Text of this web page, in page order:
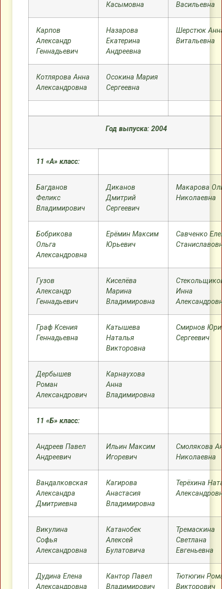
Касымовна
Васильевна
Карпов
Александр
Геннадьевич
Назарова
Екатерина
Андреевна
Шерстюк
Витальевна
Котлярова Анна
Александровна
Осокина Мария
Сергеевна
Год выпуска: 2004
11 «А» класс:
Багданов
Феликс
Владимирович
Диканов
Дмитрий
Сергеевич
Макарова
Николаевна
Бобрикова
Ольга
Александровна
Ерёмин Максим
Юрьевич
Савченко
Гузов
Александр
Геннадьевич
Киселёва
Марина
Владимировна
Инна
Граф Ксения
Геннадьевна
Катышева
Наталья
Викторовна
Смирнов
Сергеевич
Дербышев
Роман
Александрович
Карнаухова
Анна
Владимировна
11 «Б» класс:
Андреев Павел
Андреевич
Ильин Максим
Игоревич
Смолякова
Николаевна
Вандалковская
Александра
Дмитриевна
Кагирова
Анастасия
Владимировна
Терёхина
Викулина
Софья
Александровна
Катанобек
Алексей
Булатовича
Тремаскина
Светлана
Евгеньевна
Дудина Елена
Александровна
Кантор Павел
Владимирович
Тютюгин
Викторович